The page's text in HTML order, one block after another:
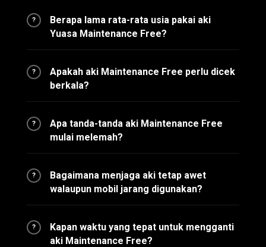
?
Berapa lama rata-rata usia pakai aki
Yuasa Maintenance Free?
?
Apakah aki Maintenance Free perlu dicek
berkala?
?
Apa tanda-tanda aki Maintenance Free
mulai melemah?
?
Bagaimana menjaga aki tetap awet
walaupun mobil jarang digunakan?
?
Kapan waktu yang tepat untuk mengganti
aki Maintenance Free?